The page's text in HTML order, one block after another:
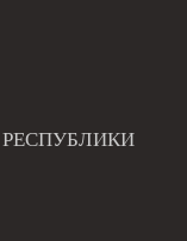
РЕСПУБЛИКИ